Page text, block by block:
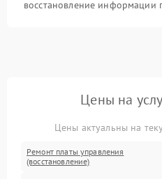
восстановление информации
Цены на
Цены актуальны на
Ремонт платы управления
(восстановление)